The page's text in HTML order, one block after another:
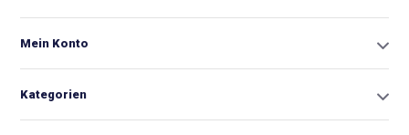
Mein Konto
Kategorien